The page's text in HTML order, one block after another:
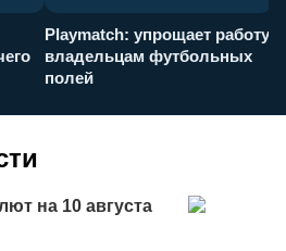
Playmatch: упрощает работу
владельцам футбольных
полей
на 10 августа